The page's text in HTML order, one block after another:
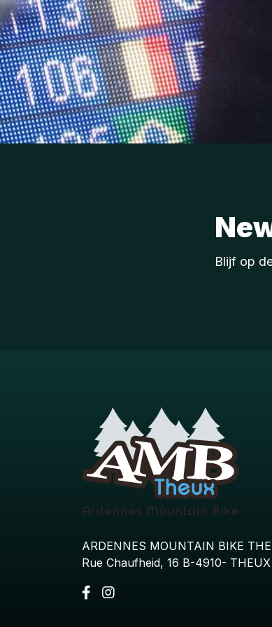
Blijf op
ARDENNES MOUNTAIN BIKE
Rue Chaufheid, 16 B-4910- THEUX